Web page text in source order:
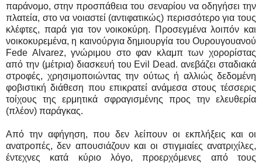
παράνομο, στην προσπάθεια του σεναρίου να οδηγήσει την
πλατεία, στο να νοιαστεί (αντιφατικώς) περισσότερο για τους
κλέφτες, παρά για τον νοικοκύρη. Προσεγμένα λοιπόν και
νοικοκυρεμένα, η καινούργια δημιουργία του Ουρουγουανού
Fede Alvarez, γνώριμου στο φαν κλαμπ των χορορίστας
από την (μέτρια) διασκευή του Evil Dead. ανεβάζει σταδιακά
στροφές, χρησιμοποιώντας την ούτως ή αλλιώς δεδομένη
φοβιστική διάθεση που επικρατεί ανάμεσα στους τέσσερις
τοίχους της ερμητικά σφραγισμένης προς την ελευθερία
(πλέον) παράγκας.
Από την αφήγηση, που δεν λείπουν οι εκπλήξεις και οι
ανατροπές, δεν απουσιάζουν και οι στιγμιαίες ανατριχίλες,
έντεχνες κατά κύριο λόγο, προερχόμενες από τους